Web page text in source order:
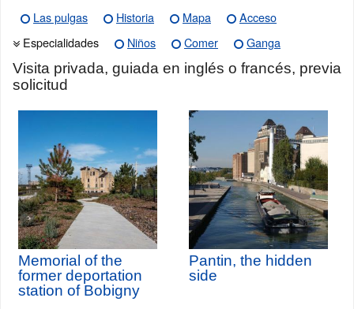
Las pulgas Historia Mapa
Acceso
Especialidades
Niños Comer
Ganga
Visita privada, guiada en inglés o francés, previa
solicitud
Memorial of the
former deportation
station of Bobigny
Pantin, the hidden
side